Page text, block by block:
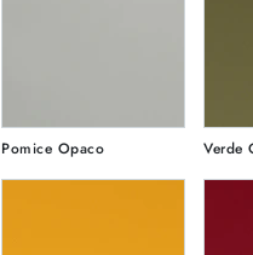
Pomice Opaco Verde